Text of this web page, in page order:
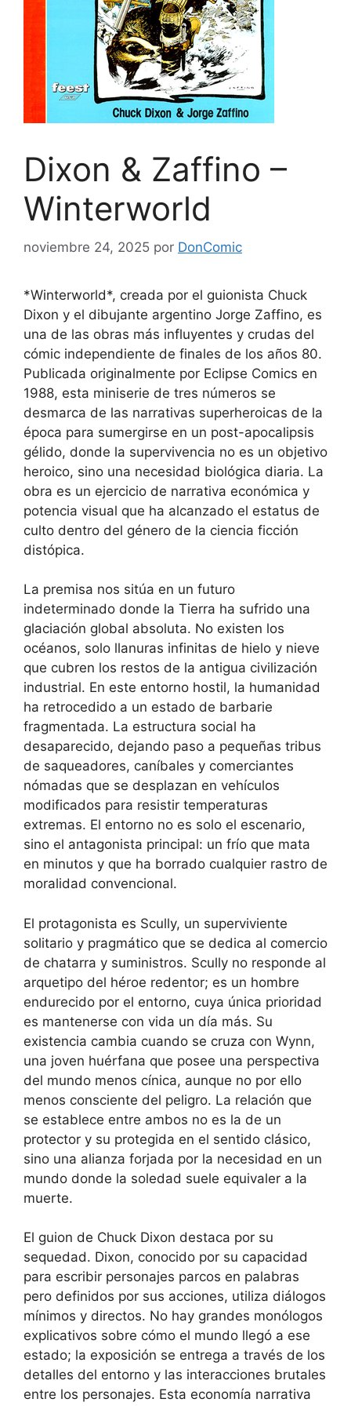
Dixon & Zaffino –
Winterworld
noviembre 24, 2025 por DonComic
*Winterworld*, creada por el guionista Chuck
Dixon y el dibujante argentino Jorge Zaffino, es
una de las obras más influyentes y crudas del
cómic independiente de finales de los años 80.
Publicada originalmente por Eclipse Comics en
1988, esta miniserie de tres números se
desmarca de las narrativas superheroicas de la
época para sumergirse en un post-apocalipsis
gélido, donde la supervivencia no es un objetivo
heroico, sino una necesidad biológica diaria. La
obra es un ejercicio de narrativa económica y
potencia visual que ha alcanzado el estatus de
culto dentro del género de la ciencia ficción
distópica.
La premisa nos sitúa en un futuro
indeterminado donde la Tierra ha sufrido una
glaciación global absoluta. No existen los
océanos, solo llanuras infinitas de hielo y nieve
que cubren los restos de la antigua civilización
industrial. En este entorno hostil, la humanidad
ha retrocedido a un estado de barbarie
fragmentada. La estructura social ha
desaparecido, dejando paso a pequeñas tribus
de saqueadores, caníbales y comerciantes
nómadas que se desplazan en vehículos
modificados para resistir temperaturas
extremas. El entorno no es solo el escenario,
sino el antagonista principal: un frío que mata
en minutos y que ha borrado cualquier rastro de
moralidad convencional.
El protagonista es Scully, un superviviente
solitario y pragmático que se dedica al comercio
de chatarra y suministros. Scully no responde al
arquetipo del héroe redentor; es un hombre
endurecido por el entorno, cuya única prioridad
es mantenerse con vida un día más. Su
existencia cambia cuando se cruza con Wynn,
una joven huérfana que posee una perspectiva
del mundo menos cínica, aunque no por ello
menos consciente del peligro. La relación que
se establece entre ambos no es la de un
protector y su protegida en el sentido clásico,
sino una alianza forjada por la necesidad en un
mundo donde la soledad suele equivaler a la
muerte.
El guion de Chuck Dixon destaca por su
sequedad. Dixon, conocido por su capacidad
para escribir personajes parcos en palabras
pero definidos por sus acciones, utiliza diálogos
mínimos y directos. No hay grandes monólogos
explicativos sobre cómo el mundo llegó a ese
estado; la exposición se entrega a través de los
detalles del entorno y las interacciones brutales
entre los personajes. Esta economía narrativa